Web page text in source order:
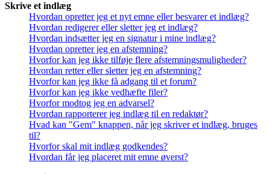
Skrive et indlæg
Hvordan opretter jeg et nyt emne eller besvarer et indlæg?
Hvordan redigerer eller sletter jeg et indlæg?
Hvordan indsætter jeg en signatur i mine indlæg?
Hvordan opretter jeg en afstemning?
Hvorfor kan jeg ikke tilføje flere afstemningsmuligheder?
Hvordan retter eller sletter jeg en afstemning?
Hvorfor kan jeg ikke få adgang til et forum?
Hvorfor kan jeg ikke vedhæfte filer?
Hvorfor modtog jeg en advarsel?
Hvordan rapporterer jeg indlæg til en redaktør?
Hvad kan "Gem" knappen, når jeg skriver et indlæg, bruges
til?
Hvorfor skal mit indlæg godkendes?
Hvordan får jeg placeret mit emne øverst?